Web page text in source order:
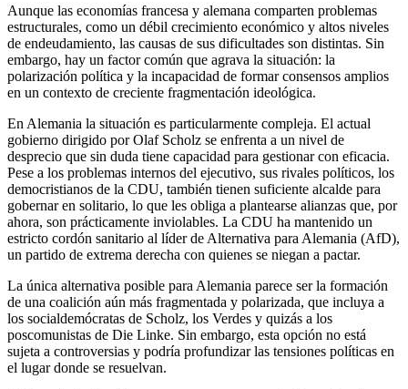
Aunque las economías francesa y alemana comparten problemas
estructurales, como un débil crecimiento económico y altos niveles
de endeudamiento, las causas de sus dificultades son distintas. Sin
embargo, hay un factor común que agrava la situación: la
polarización política y la incapacidad de formar consensos amplios
en un contexto de creciente fragmentación ideológica.
En Alemania la situación es particularmente compleja. El actual
gobierno dirigido por Olaf Scholz se enfrenta a un nivel de
desprecio que sin duda tiene capacidad para gestionar con eficacia.
Pese a los problemas internos del ejecutivo, sus rivales políticos, los
democristianos de la CDU, también tienen suficiente alcalde para
gobernar en solitario, lo que les obliga a plantearse alianzas que, por
ahora, son prácticamente inviolables. La CDU ha mantenido un
estricto cordón sanitario al líder de Alternativa para Alemania (AfD),
un partido de extrema derecha con quienes se niegan a pactar.
La única alternativa posible para Alemania parece ser la formación
de una coalición aún más fragmentada y polarizada, que incluya a
los socialdemócratas de Scholz, los Verdes y quizás a los
poscomunistas de Die Linke. Sin embargo, esta opción no está
sujeta a controversias y podría profundizar las tensiones políticas en
el lugar donde se resuelvan.